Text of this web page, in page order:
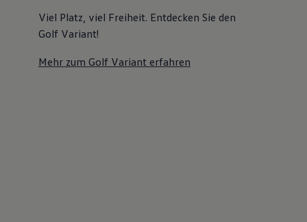
Viel Platz, viel Freiheit. Entdecken Sie den
Golf Variant!
Mehr zum Golf Variant erfahren